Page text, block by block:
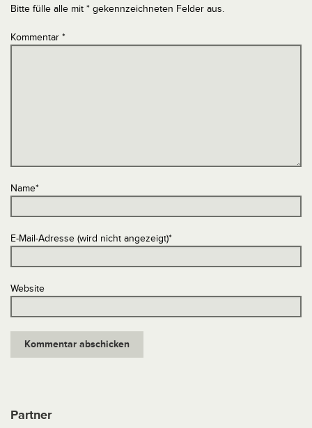
Bitte fülle alle mit * gekennzeichneten Felder aus.
Kommentar *
Name*
E-Mail-Adresse (wird nicht angezeigt)*
Website
Partner